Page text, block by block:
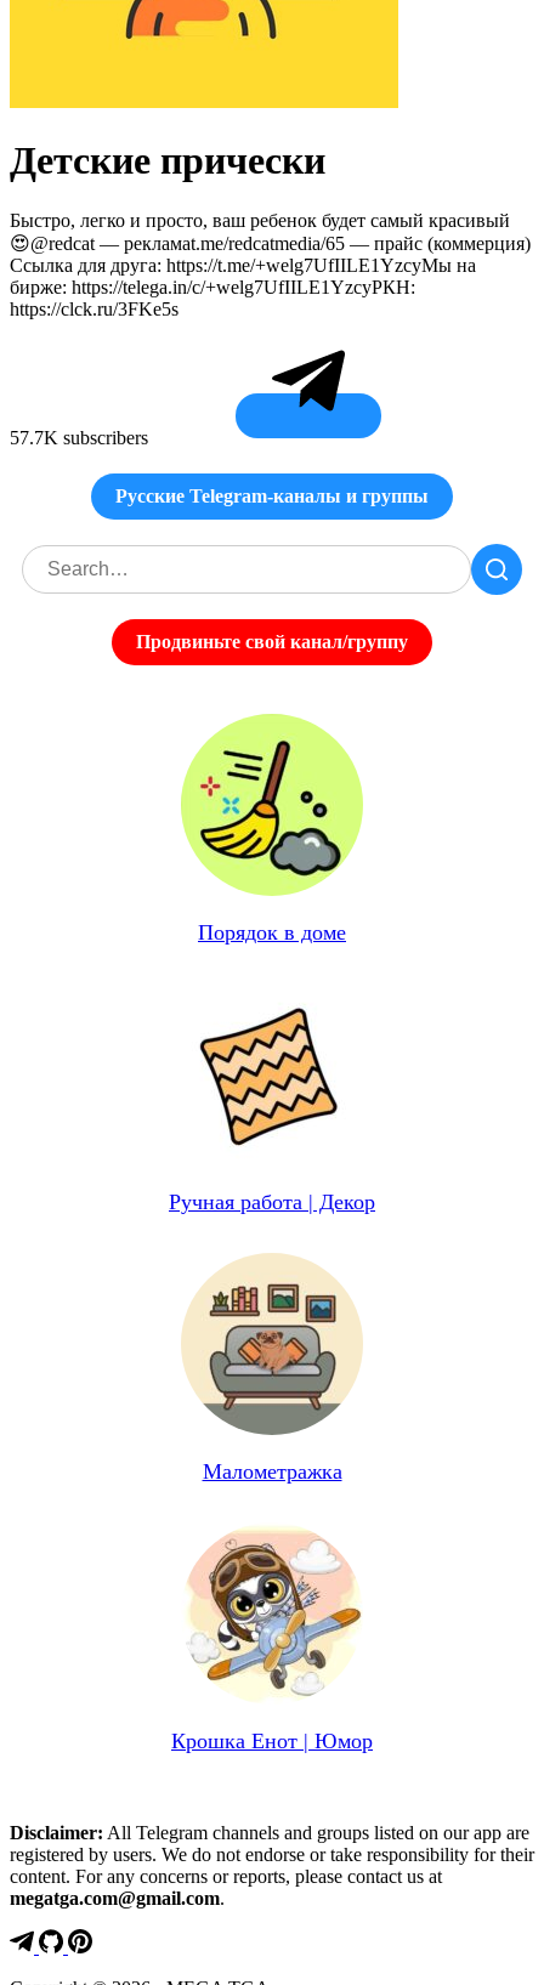
Детские прически
Быстро, легко и просто, ваш ребенок будет самый красивый
😍@redcat — рекламаt.me/redcatmedia/65 — прайс (коммерция)
Ссылка для друга: https://t.me/+welg7UfIILE1YzcyМы на
бирже: https://telega.in/c/+welg7UfIILE1YzcyРКН:
https://clck.ru/3FKe5s
57.7K subscribers
Русские Telegram-каналы и группы
Продвиньте свой канал/группу
Порядок в доме
Ручная работа | Декор
Малометражка
Крошка Енот | Юмор
Disclaimer: All Telegram channels and groups listed on our app are
registered by users. We do not endorse or take responsibility for their
content. For any concerns or reports, please contact us at
megatga.com@gmail.com.